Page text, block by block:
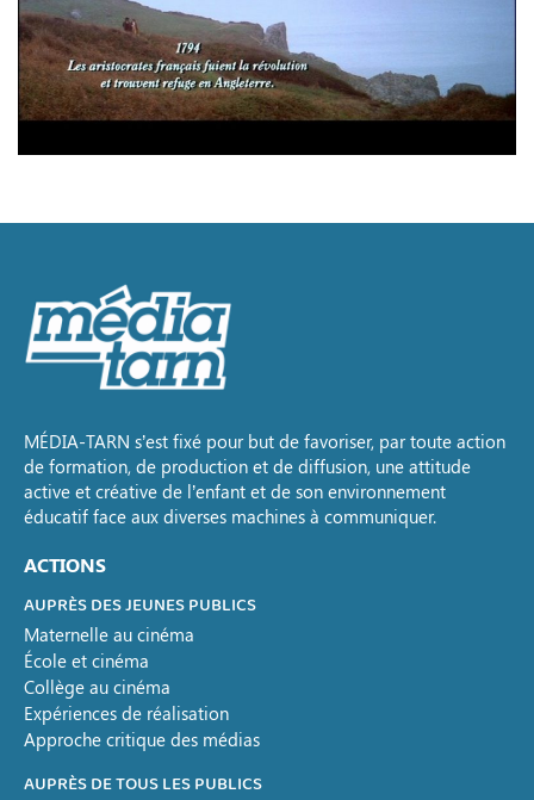
MÉDIA-TARN s’est fixé pour but de favoriser, par toute action
de formation, de production et de diffusion, une attitude
active et créative de l’enfant et de son environnement
éducatif face aux diverses machines à communiquer.
ACTIONS
AUPRÈS DES JEUNES PUBLICS
Maternelle au cinéma
École et cinéma
Collège au cinéma
Expériences de réalisation
Approche critique des médias
AUPRÈS DE TOUS LES PUBLICS